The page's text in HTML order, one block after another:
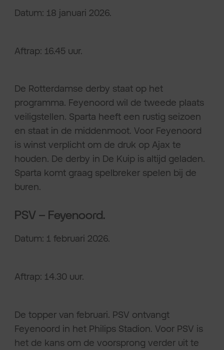
Datum: 18 januari 2026.
Aftrap: 16.45 uur.
De Rotterdamse derby staat op het
programma. Feyenoord wil de tweede plaats
veiligstellen. Sparta heeft een rustig seizoen
en staat in de middenmoot. Voor Feyenoord
is winst verplicht om de druk op Ajax te
houden. De derby in De Kuip is altijd geladen.
Sparta komt graag spelbreker spelen bij de
buren.
PSV – Feyenoord.
Datum: 1 februari 2026.
Aftrap: 14.30 uur.
De topper van februari. PSV ontvangt
Feyenoord in het Philips Stadion. Voor PSV is
het de kans om de voorsprong verder uit te